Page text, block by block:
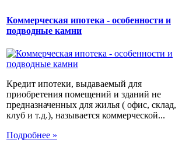
Коммерческая ипотека - особенности и
подводные камни
Кредит ипотеки, выдаваемый для
приобретения помещений и зданий не
предназначенных для жилья ( офис, склад,
клуб и т.д.), называется коммерческой...
Подробнее »